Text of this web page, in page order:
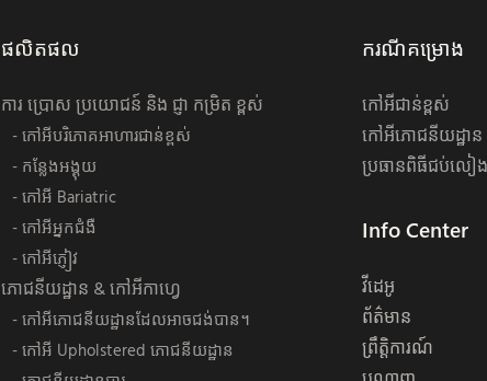
ផលិតផល
ការ ប្រោស ប្រយោជន៍ និង ជ្ញា កម្រិត ខ្ពស់
- កៅអីបរិភោគអាហារជាន់ខ្ពស់
- កន្លែងអង្គុយ
- កៅអី Bariatric
- កៅអីអ្នកជំងឺ
- កៅអីភ្ញៀវ
ភោជនីយដ្ឋាន & កៅអីកាហ្វេ
- កៅអីភោជនីយដ្ឋានដែលអាចជង់បាន។
- កៅអី Upholstered ភោជនីយដ្ឋាន
ករណីគម្រោង
កៅអីជាន់ខ្ពស់
កៅអីភោជនីយដ្ឋាន
ប្រធានពិធីជប់លៀ
Info Center
វីដេអូ
ព័ត៌មាន
ព្រឹត្តិការណ៍